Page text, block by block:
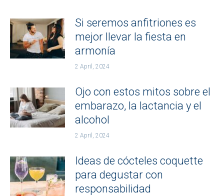
Si seremos anfitriones es
mejor llevar la fiesta en
armonía
2 April, 2024
Ojo con estos mitos sobre el
embarazo, la lactancia y el
alcohol
2 April, 2024
Ideas de cócteles coquette
para degustar con
responsabilidad